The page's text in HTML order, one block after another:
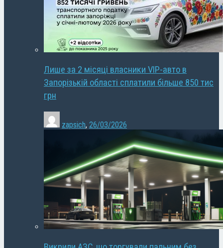
Лише за 2 місяці власники VIP-авто в
Запорізькій області сплатили більше 850 тис
грн
zapsich, 26/03/2026